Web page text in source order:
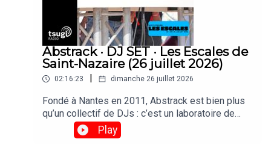
Abstrack · DJ SET · Les Escales de
Saint-Nazaire (26 juillet 2026)
02:16:23 dimanche 26 juillet 2026
Fondé à Nantes en 2011, Abstrack est bien plus
qu’un collectif de DJs : c’est un laboratoire de
création qui explore la fête comme une œuvre
d’art totale. Musique, scénographie et graphisme
Play